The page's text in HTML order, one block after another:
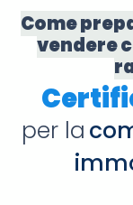
Come
vendere
per la